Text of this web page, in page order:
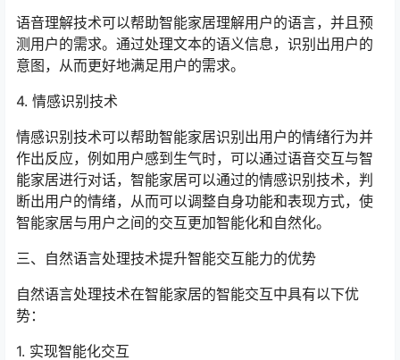
语音理解技术可以帮助智能家居理解用户的语言，并且预
测用户的需求。通过处理文本的语义信息，识别出用户的
意图，从而更好地满足用户的需求。
4. 情感识别技术
情感识别技术可以帮助智能家居识别出用户的情绪行为并
作出反应，例如用户感到生气时，可以通过语音交互与智
能家居进行对话，智能家居可以通过的情感识别技术，判
断出用户的情绪，从而可以调整自身功能和表现方式，使
智能家居与用户之间的交互更加智能化和自然化。
三、自然语言处理技术提升智能交互能力的优势
自然语言处理技术在智能家居的智能交互中具有以下优
势：
1. 实现智能化交互